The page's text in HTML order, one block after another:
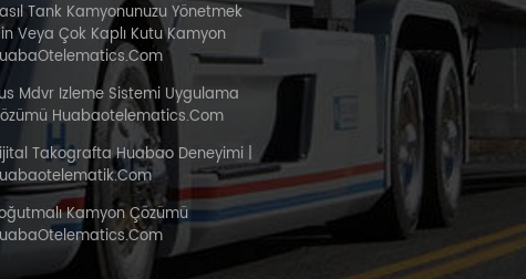
Tank Kamyonunuzu Yönetmek
Veya Çok Kaplı Kutu Kamyon
Mdvr Izleme Sistemi Uygulama
Huabaotelematics.com
Takografta Huabao Deneyimi |
Kamyon Çözümü